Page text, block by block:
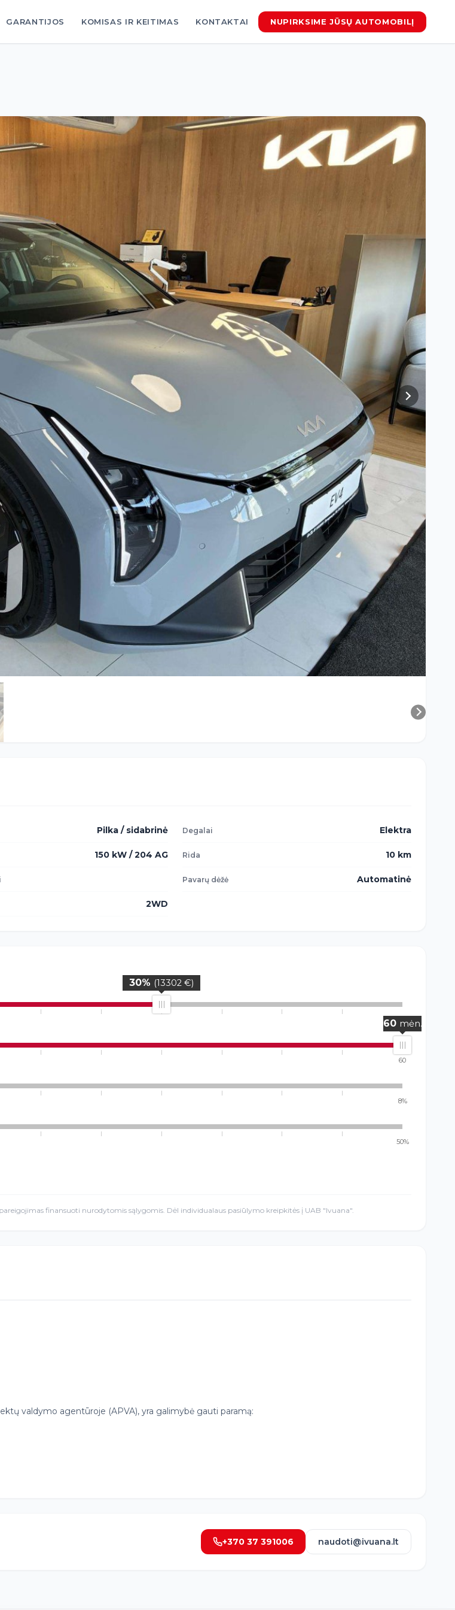
GARANTIJOS KOMISAS IR KEITIMAS KONTAKTAI NUPIRKSIME JŪSŲ AUTOMOBILĮ
Pilka / sidabrinė Degalai Elektra
150 kW / 204 AG Rida 10 km
Pavarų dėžė Automatinė
2WD
30% (13302 €)
60 mėn.
60
8%
50%
finansuoti nurodytomis sąlygomis. Dėl individualaus pasiūlymo kreipkitės į UAB "Ivuana".
valdymo agentūroje (APVA), yra galimybė gauti paramą:
+370 37 391006 naudoti@ivuana.lt